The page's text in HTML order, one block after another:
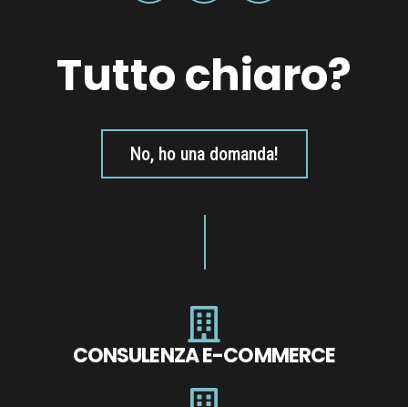
Tutto chiaro?
No, ho una domanda!
CONSULENZA E-COMMERCE